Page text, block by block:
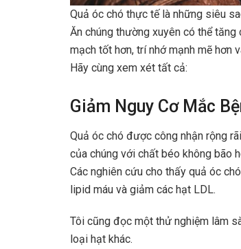
Quả óc chó thực tế là những siêu
Ăn chúng thường xuyên có thể
mạch tốt hơn, trí nhớ mạnh mẽ hơn
Hãy cùng xem xét tất cả:
Giảm Nguy Cơ Mắc
Quả óc chó được công nhận rộng
của chúng với chất béo không bão
Các nghiên cứu cho thấy quả óc
lipid máu và giảm các hạt LDL.
Tôi cũng đọc một thử nghiệm lâm
loại hạt khác.